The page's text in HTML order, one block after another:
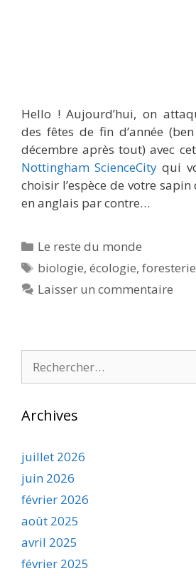
Hello ! Aujourd’hui, on
des fêtes de fin d’année
décembre après tout) avec
Nottingham ScienceCity qui
choisir l’espèce de votre sapin
en anglais par contre…
Catégories
Le reste du monde
Étiquettes
biologie,écologie,foresterie
Laisser un commentaire
Archives
juillet 2026
juin 2026
février 2026
août 2025
avril 2025
février 2025